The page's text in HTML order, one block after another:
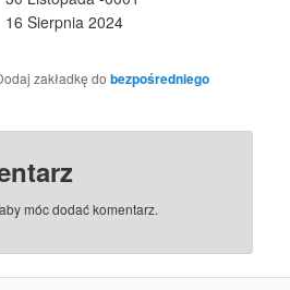
16 Sierpnia 2024
zakładkę dobezpośredniego
móc dodać komentarz.